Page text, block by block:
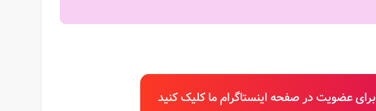
برای عضویت در صفحه اینستاگرام ما کلیک کنید